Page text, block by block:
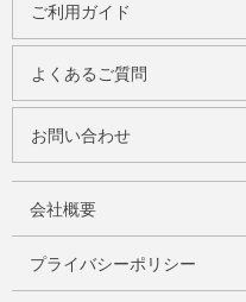
ご利用ガイド
よくあるご質問
お問い合わせ
会社概要
プライバシーポリシー